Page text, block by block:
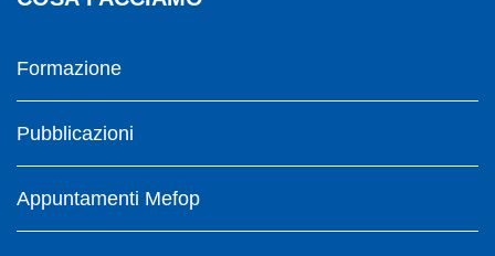
Formazione
Pubblicazioni
Appuntamenti Mefop